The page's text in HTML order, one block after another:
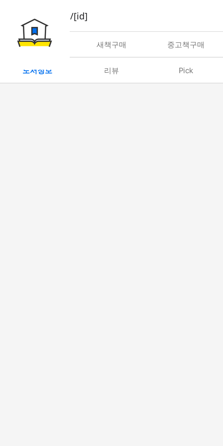
book/rent/[id]
대여 새책구매 중고책구매
도서정보 리뷰 Pick